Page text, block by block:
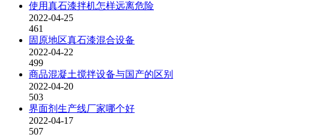
使用真石漆拌机怎样远离危险
2022-04-25
461
固原地区真石漆混合设备
2022-04-22
499
商品混凝土搅拌设备与国产的区别
2022-04-20
503
界面剂生产线厂家哪个好
2022-04-17
507